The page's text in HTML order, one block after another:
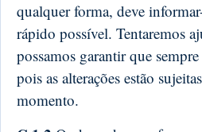
qualquer forma, deve
rápido possível. Tentaremos
possamos garantir que
pois as alterações estão
momento.